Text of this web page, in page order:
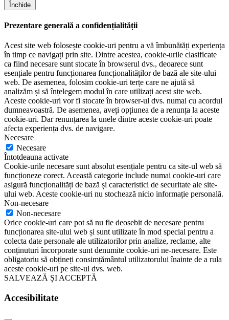
Închide
Prezentare generală a confidențialității
Acest site web folosește cookie-uri pentru a vă îmbunătăți experiența
în timp ce navigați prin site. Dintre acestea, cookie-urile clasificate
ca fiind necesare sunt stocate în browserul dvs., deoarece sunt
esențiale pentru funcționarea funcționalităților de bază ale site-ului
web. De asemenea, folosim cookie-uri terțe care ne ajută să
analizăm și să înțelegem modul în care utilizați acest site web.
Aceste cookie-uri vor fi stocate în browser-ul dvs. numai cu acordul
dumneavoastră. De asemenea, aveți opțiunea de a renunța la aceste
cookie-uri. Dar renunțarea la unele dintre aceste cookie-uri poate
afecta experiența dvs. de navigare.
Necesare
Necesare
Întotdeauna activate
Cookie-urile necesare sunt absolut esențiale pentru ca site-ul web să
funcționeze corect. Această categorie include numai cookie-uri care
asigură funcționalități de bază și caracteristici de securitate ale site-
ului web. Aceste cookie-uri nu stochează nicio informație personală.
Non-necesare
Non-necesare
Orice cookie-uri care pot să nu fie deosebit de necesare pentru
funcționarea site-ului web și sunt utilizate în mod special pentru a
colecta date personale ale utilizatorilor prin analize, reclame, alte
conținuturi încorporate sunt denumite cookie-uri ne-necesare. Este
obligatoriu să obțineți consimțământul utilizatorului înainte de a rula
aceste cookie-uri pe site-ul dvs. web.
SALVEAZĂ ȘI ACCEPTĂ
Accesibilitate